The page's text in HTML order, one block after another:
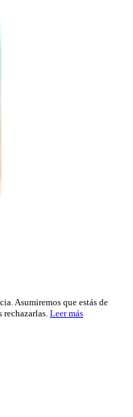
Asumiremos que estás de
rechazarlas. Leer más